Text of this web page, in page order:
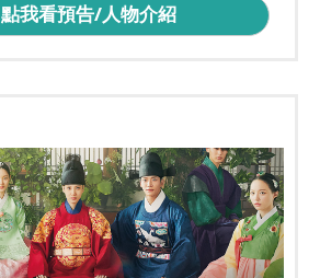
點我看預告/人物介紹